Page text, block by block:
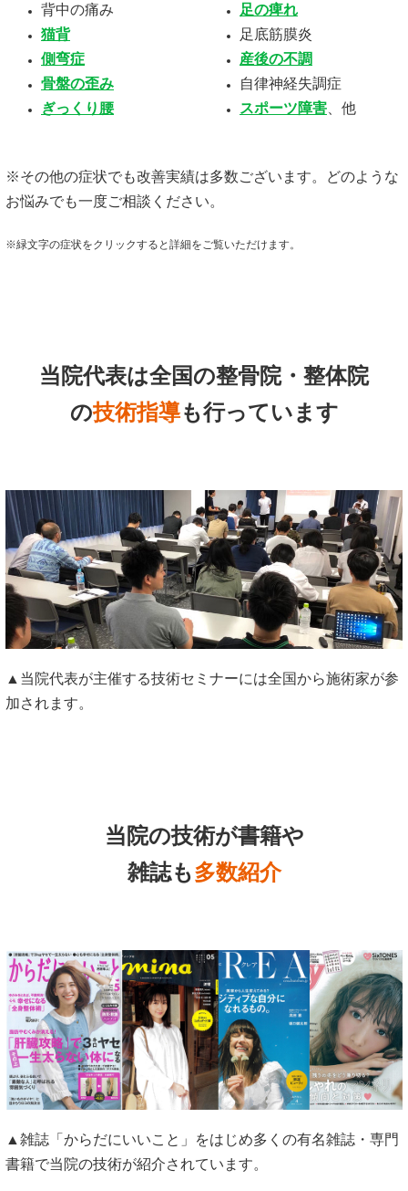
背中の痛み
猫背
側弯症
骨盤の歪み
ぎっくり腰
足の痺れ
足底筋膜炎
産後の不調
自律神経失調症
スポーツ障害 、他
※その他の症状でも改善実績は多数ございます。どのような
お悩みでも一度ご相談ください。
※緑文字の症状をクリックすると詳細をご覧いただけます。
当院代表は全国の整骨院・整体院
の技術指導も行っています
▲当院代表が主催する技術セミナーには全国から施術家が参
加されます。
当院の技術が書籍や
雑誌も多数紹介
▲雑誌「からだにいいこと」をはじめ多くの有名雑誌・専門
書籍で当院の技術が紹介されています。